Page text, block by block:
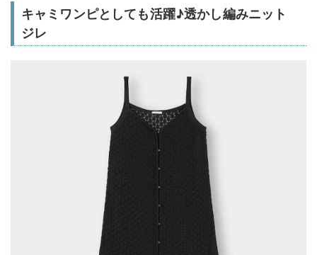
キャミワンピとしても活躍♪透かし編みニット
ジレ